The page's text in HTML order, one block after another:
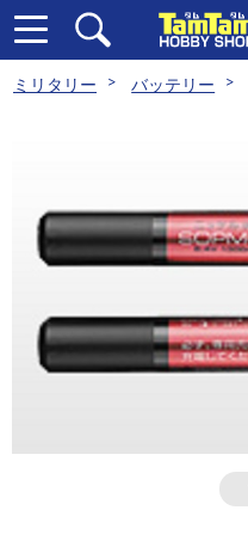
ミリタリー バッテリー